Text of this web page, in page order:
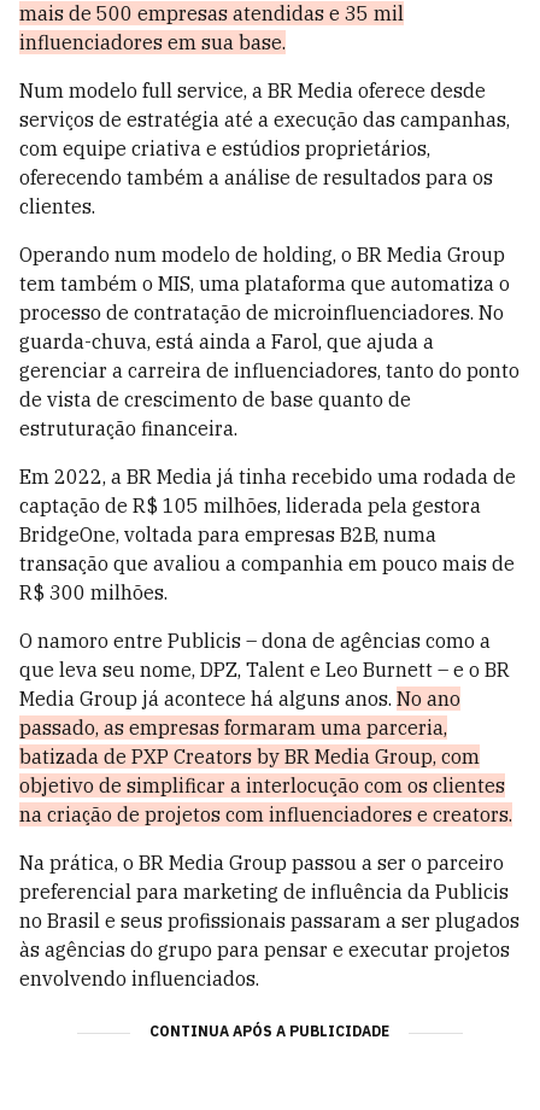
mais de 500 empresas atendidas e 35 mil
influenciadores em sua base.
Num modelo full service, a BR Media oferece desde
serviços de estratégia até a execução das campanhas,
com equipe criativa e estúdios proprietários,
oferecendo também a análise de resultados para os
clientes.
Operando num modelo de holding, o BR Media Group
tem também o MIS, uma plataforma que automatiza o
processo de contratação de microinfluenciadores. No
guarda-chuva, está ainda a Farol, que ajuda a
gerenciar a carreira de influenciadores, tanto do ponto
de vista de crescimento de base quanto de
estruturação financeira.
Em 2022, a BR Media já tinha recebido uma rodada de
captação de R$ 105 milhões, liderada pela gestora
BridgeOne, voltada para empresas B2B, numa
transação que avaliou a companhia em pouco mais de
R$ 300 milhões.
O namoro entre Publicis – dona de agências como a
que leva seu nome, DPZ, Talent e Leo Burnett – e o BR
Media Group já acontece há alguns anos. No ano
passado, as empresas formaram uma parceria,
batizada de PXP Creators by BR Media Group, com
objetivo de simplificar a interlocução com os clientes
na criação de projetos com influenciadores e creators.
Na prática, o BR Media Group passou a ser o parceiro
preferencial para marketing de influência da Publicis
no Brasil e seus profissionais passaram a ser plugados
às agências do grupo para pensar e executar projetos
envolvendo influenciados.
CONTINUA APÓS A PUBLICIDADE